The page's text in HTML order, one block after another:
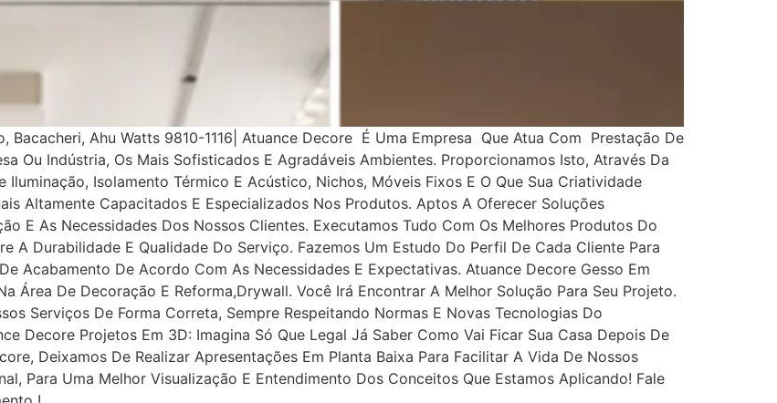
Bacacheri, Ahu Watts 9810-1116| Atuance Decore É Uma Empresa Que Atua Com Prestação De
Ou Indústria, Os Mais Sofisticados E Agradáveis Ambientes. Proporcionamos Isto, Através Da
Iluminação, Isolamento Térmico E Acústico, Nichos, Móveis Fixos E O Que Sua Criatividade
Altamente Capacitados E Especializados Nos Produtos. Aptos A Oferecer Soluções
E As Necessidades Dos Nossos Clientes. Executamos Tudo Com Os Melhores Produtos Do
A Durabilidade E Qualidade Do Serviço. Fazemos Um Estudo Do Perfil De Cada Cliente Para
Acabamento De Acordo Com As Necessidades E Expectativas. Atuance Decore Gesso Em
Área De Decoração E Reforma,drywall. Você Irá Encontrar A Melhor Solução Para Seu Projeto.
Serviços De Forma Correta, Sempre Respeitando Normas E Novas Tecnologias Do
Decore Projetos Em 3D: Imagina Só Que Legal Já Saber Como Vai Ficar Sua Casa Depois De
Deixamos De Realizar Apresentações Em Planta Baixa Para Facilitar A Vida De Nossos
Para Uma Melhor Visualização E Entendimento Dos Conceitos Que Estamos Aplicando! Fale